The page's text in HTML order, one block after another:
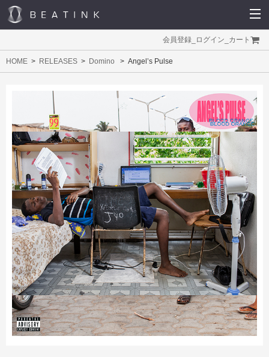
会員登録 ログイン カート
HOME RELEASES Domino Angel’s Pulse